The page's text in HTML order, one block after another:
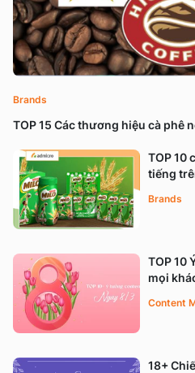
TOP 15 Các thương hiệu cà phê
Brands
TOP 10
tiếng
Brands
TOP 10
mọi
Content
18+